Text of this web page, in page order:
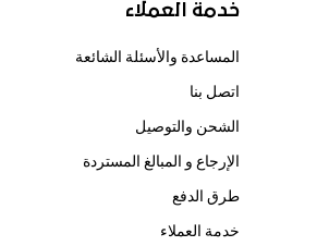
خدمة العملاء
المساعدة والأسئلة الشائعة
اتصل بنا
الشحن والتوصيل
الإرجاع و المبالغ المستردة
طرق الدفع
خدمة العملاء